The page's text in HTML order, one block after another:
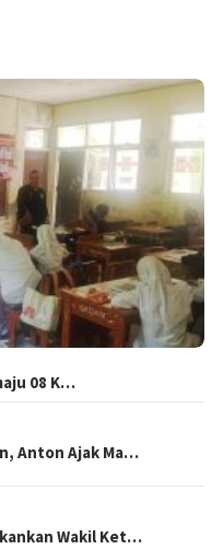
08 K…
Anton Ajak Ma…
Wakil Ket…